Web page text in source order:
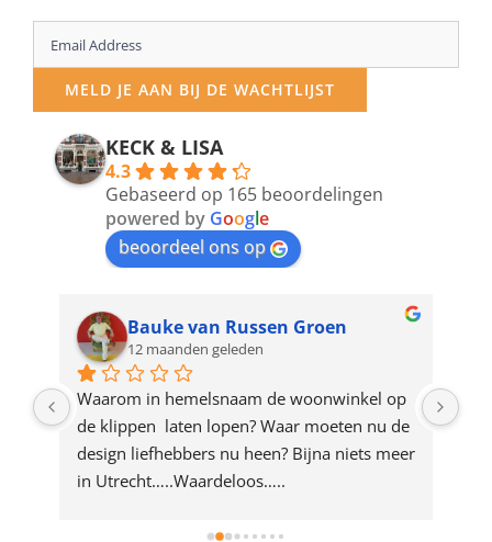
Enter
your
email
address
product
MELD JE AAN BIJ DE WACHTLIJST
KECK & LISA
4.3
Gebaseerd op 165 beoordelingen
powered by Google
beoordeel ons op
Bauke van Russen Groen
12 maanden geleden
Waarom in hemelsnaam de woonwinkel op
de klippen  laten lopen? Waar moeten nu de
design liefhebbers nu heen? Bijna niets meer
in Utrecht…..Waardeloos…..